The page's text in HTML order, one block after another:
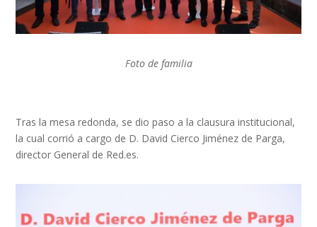
Foto de familia
Tras la mesa redonda, se dio paso a la clausura institucional,
la cual corrió a cargo de D. David Cierco Jiménez de Parga,
director General de Red.es.